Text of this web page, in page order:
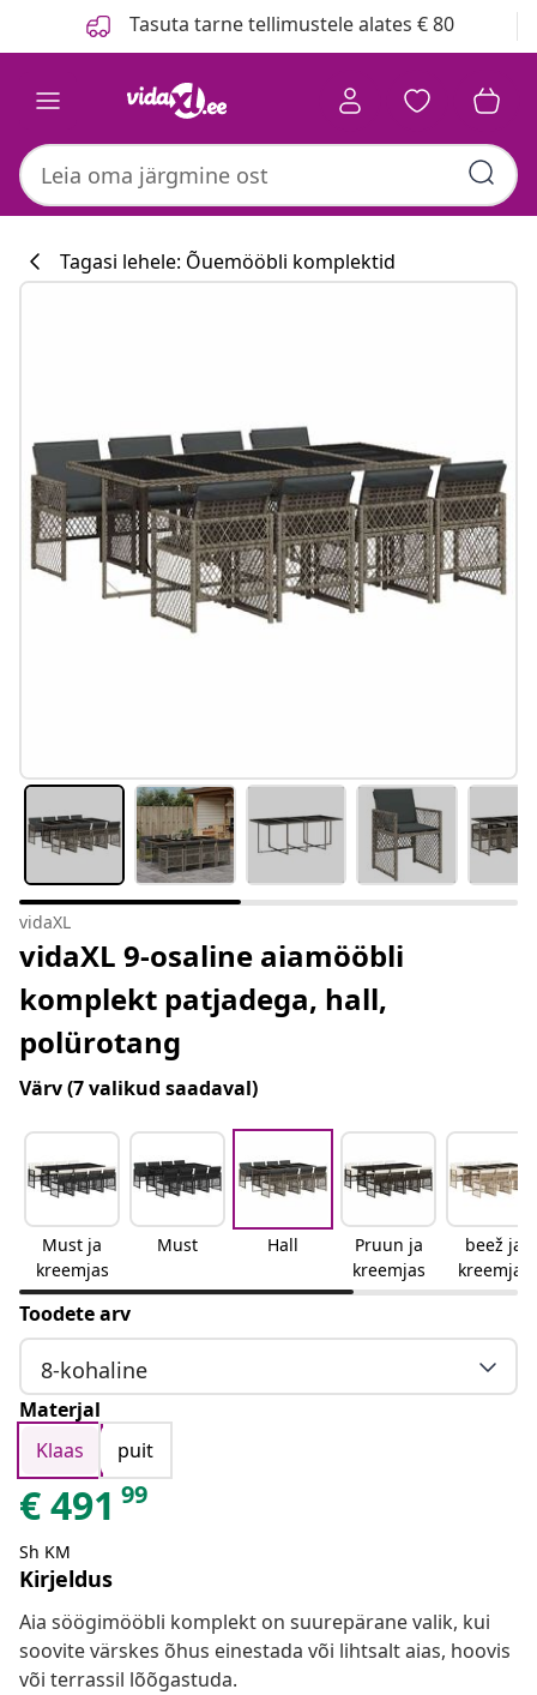
Tasuta tarne tellimustele alates € 80
#sharemevidaxl
Tagasi lehele: Õuemööbli komplektid
vidaXL
vidaXL 9-osaline aiamööbli
komplekt patjadega, hall,
polürotang
Värv(7 valikud saadaval)
Must ja
kreemjas
Must Hall
Pruun ja
kreemjas
beež ja
kreemjas
Toodete arv
8-kohaline
Materjal
Klaas
puit
€491 99
Sh KM
Kirjeldus
Aia söögimööbli komplekt on suurepärane valik, kui
soovite värskes õhus einestada või lihtsalt aias, hoovis
või terrassil lõõgastuda.